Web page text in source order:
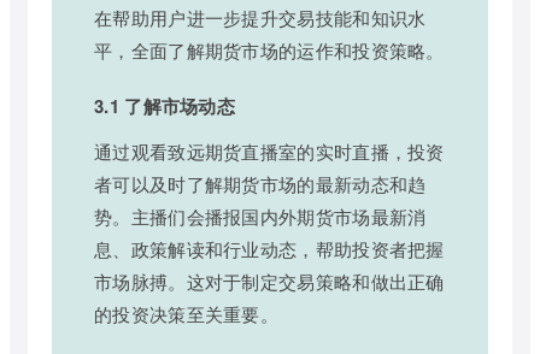
在帮助用户进一步提升交易技能和知识水
平，全面了解期货市场的运作和投资策略。
3.1 了解市场动态
通过观看致远期货直播室的实时直播，投资
者可以及时了解期货市场的最新动态和趋
势。主播们会播报国内外期货市场最新消
息、政策解读和行业动态，帮助投资者把握
市场脉搏。这对于制定交易策略和做出正确
的投资决策至关重要。